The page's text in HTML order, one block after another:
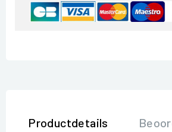
Productdetails